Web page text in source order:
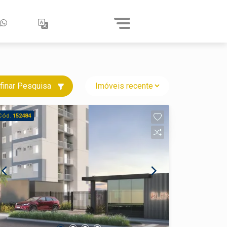
Pesquisa
152484